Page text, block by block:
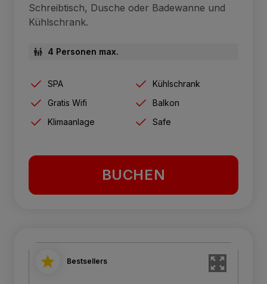
Schreibtisch, Dusche oder Badewanne und
Kühlschrank.
4 Personen max.
SPA
Kühlschrank
Gratis Wifi
Balkon
Klimaanlage
Safe
BUCHEN
Bestsellers